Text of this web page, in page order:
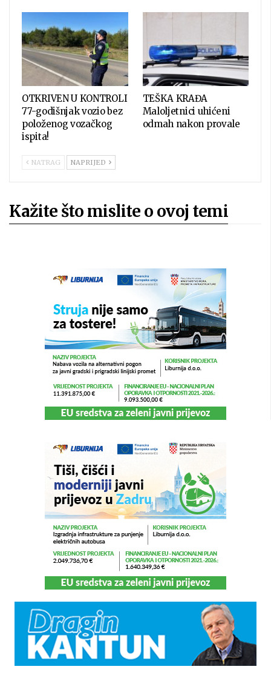
OTKRIVEN U KONTROLI
77-godišnjak vozio bez
položenog vozačkog
ispita!
TEŠKA KRAĐA
Maloljetnici uhićeni
odmah nakon provale
NATRAG NAPRIJED
Kažite što mislite o ovoj temi